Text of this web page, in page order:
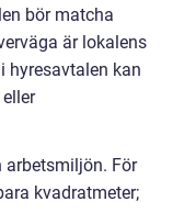
bör matcha
är lokalens
hyresavtalen kan
arbetsmiljön. För
kvadratmeter;